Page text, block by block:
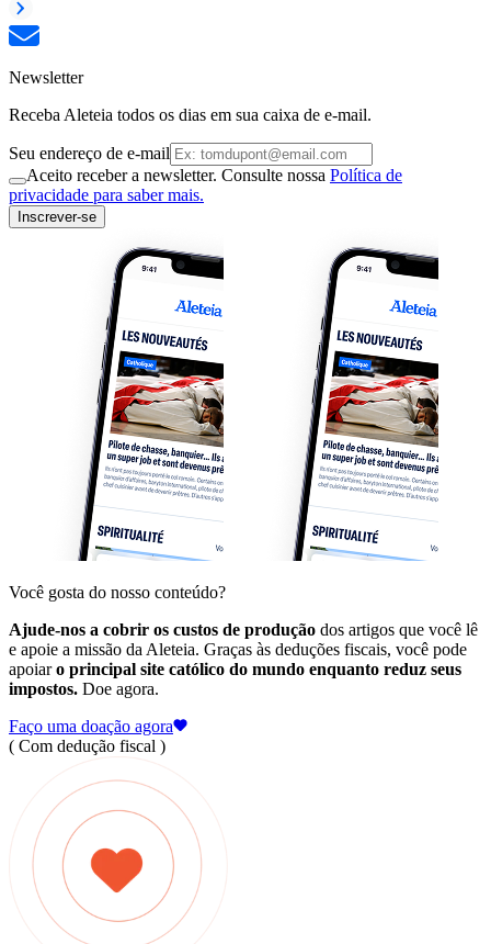
Newsletter
Receba Aleteia todos os dias em sua caixa de e-mail.
Seu endereço de e-mail
Aceito receber a newsletter. Consulte nossa Política de
privacidade para saber mais.
Inscrever-se
Você gosta do nosso conteúdo?
Ajude-nos a cobrir os custos de produção dos artigos que você lê
e apoie a missão da Aleteia. Graças às deduções fiscais, você pode
apoiaro principal site católico do mundo enquanto reduz seus
impostos. Doe agora.
Faço uma doação agora
( Com dedução fiscal )